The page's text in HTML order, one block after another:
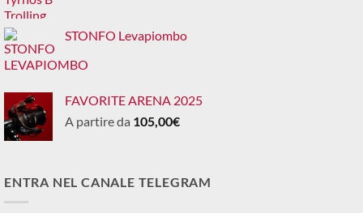
STONFO Levapiombo
FAVORITE ARENA 2025
A partire da 105,00€
ENTRA NEL CANALE TELEGRAM